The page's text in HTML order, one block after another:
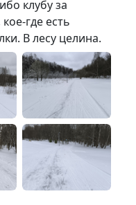
клубу за
где есть
В лесу целина.